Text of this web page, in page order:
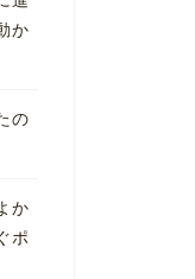
か
の
か
ポ